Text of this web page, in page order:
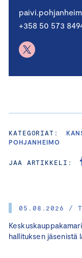
05.08.2026 /
hallituksen jäsenistä
+358 50 573
KATEGORIAT:
POHJANHEIMO
JAA ARTIKKELI: